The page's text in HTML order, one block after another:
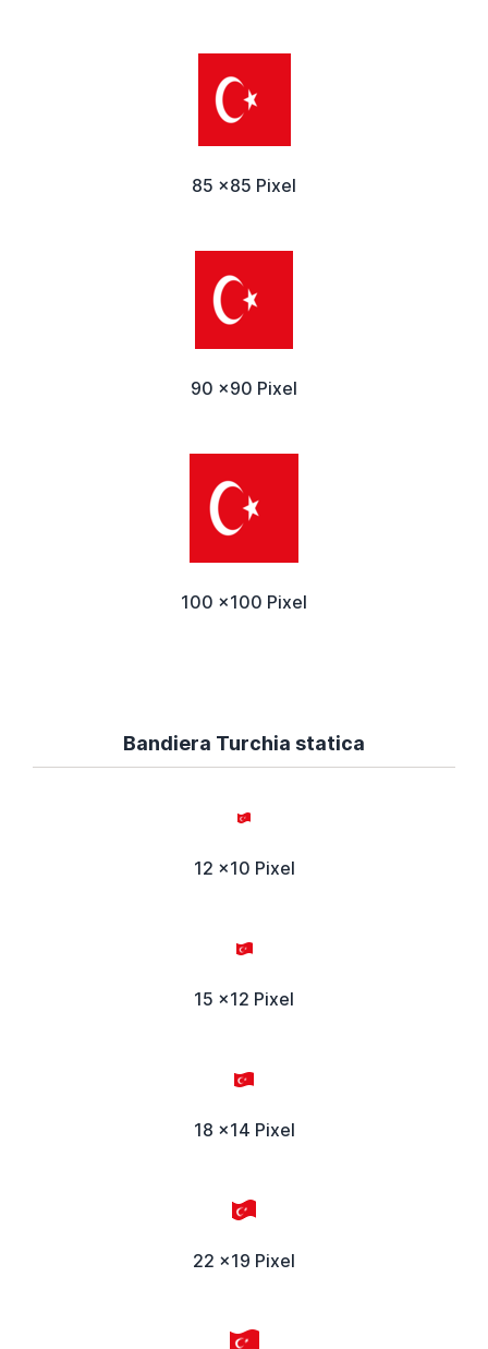
85 x85 Pixel
90 x90 Pixel
100 x100 Pixel
Bandiera Turchia statica
12 x10 Pixel
15 x12 Pixel
18 x14 Pixel
22 x19 Pixel